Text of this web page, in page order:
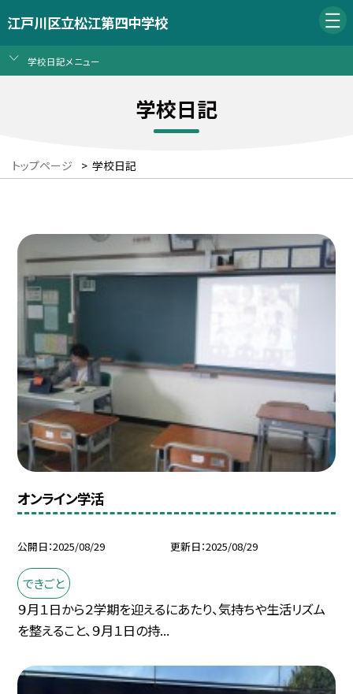
江戸川区立松江第四中学校
学校日記メニュー
学校日記
トップページ > 学校日記
オンライン学活
公開日 2025/08/29 更新日 2025/08/29
できごと
９月１日から２学期を迎えるにあたり、気持ちや生活リズム
を整えること、９月１日の持...